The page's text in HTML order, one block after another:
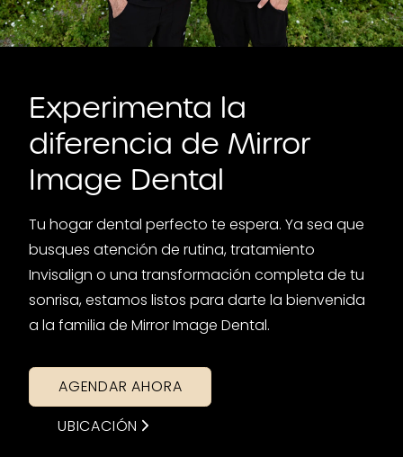
Experimenta la
diferencia de Mirror
Image Dental
Tu hogar dental perfecto te espera. Ya sea que
busques atención de rutina, tratamiento
Invisalign o una transformación completa de tu
sonrisa, estamos listos para darte la bienvenida
a la familia de Mirror Image Dental.
AGENDAR AHORA
UBICACIÓN